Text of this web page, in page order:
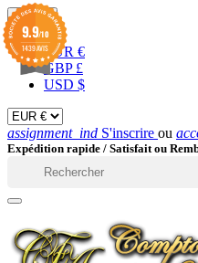
EUR 
EUR €
GBP £
USD $
assignment_ind S'inscrire ou
Expédition rapide / Satisfait ou
9.9/10
1439 AVIS